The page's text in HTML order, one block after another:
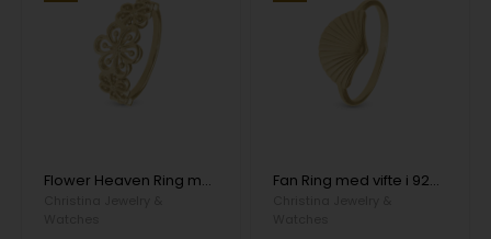
Flower Heaven Ring med 5 detaljeret blomster i 925 forgyldt sølv Fan Ring med vifte i 925 forgyldt sølv